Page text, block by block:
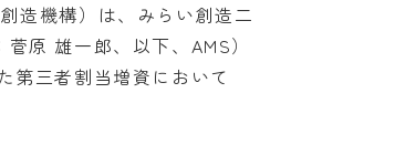
造機構）は、みらい創造二
原 雄一郎、以下、AMS）
三者割当増資において